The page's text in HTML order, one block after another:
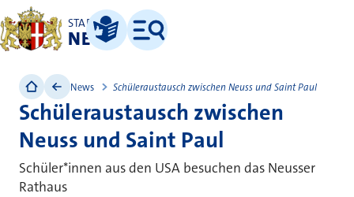
STADT
NEUSS
Leichte Sprache
Menü
News Schüleraustausch zwischen Neuss und Saint Paul
Schüleraustausch zwischen
Neuss und Saint Paul
Schüler*innen aus den USA besuchen das Neusser
Rathaus